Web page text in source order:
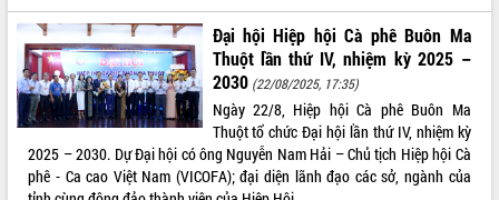
Đại hội Hiệp hội Cà phê Buôn Ma
Thuột lần thứ IV, nhiệm kỳ 2025 –
2030 (22/08/2025, 17:35)
Ngày 22/8, Hiệp hội Cà phê Buôn Ma
Thuột tổ chức Đại hội lần thứ IV, nhiệm kỳ
2025 – 2030. Dự Đại hội có ông Nguyễn Nam Hải – Chủ tịch Hiệp hội Cà
phê - Ca cao Việt Nam (VICOFA); đại diện lãnh đạo các sở, ngành của